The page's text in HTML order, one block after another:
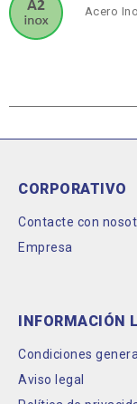
Acero
CORPORATIVO
Contacte con
Empresa
INFORMACIÓN
Condiciones
Aviso legal